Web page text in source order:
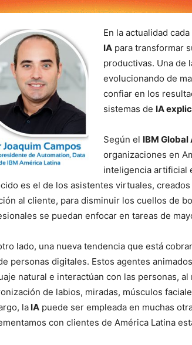
En la actualidad
IA para transformar
productivas. Una de
evolucionando de
confiar en los
sistemas de IA
Según el IBM
organizaciones en
inteligencia artificial
es el de los asistentes virtuales,
al cliente, para disminuir los cuellos de
se puedan enfocar en tareas de
lado, una nueva tendencia que está
personas digitales. Estos agentes
natural e interactúan con las personas,
de labios, miradas, músculos
la IA puede ser empleada en muchas
con clientes de América Latina